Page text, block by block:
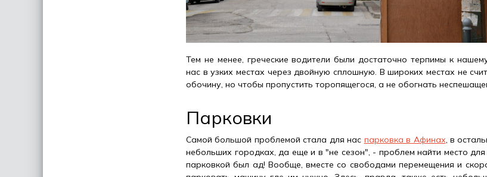
Тем не менее, греческие водители были достаточно терпимы к
нас в узких местах через двойную сплошную. В широких местах не
обочину, но чтобы пропустить торопящегося, а не обогнать
Парковки
Самой большой проблемой стала для нас парковка в Афинах, в
небольших городках, да еще и в "не сезон", - проблем найти место
парковкой был ад! Вообще, вместе со свободами перемещения и